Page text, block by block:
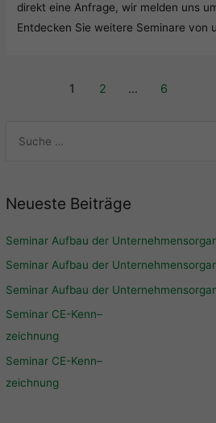
Neueste Beiträge
Seminar Aufbau der
Seminar Aufbau der
Seminar Aufbau der
Seminar CE-Kenn–
zeichnung
Seminar CE-Kenn–
zeichnung
direkt eine Anfrage, wir melden uns
Entdecken Sie weitere Seminare von
1 2 … 6